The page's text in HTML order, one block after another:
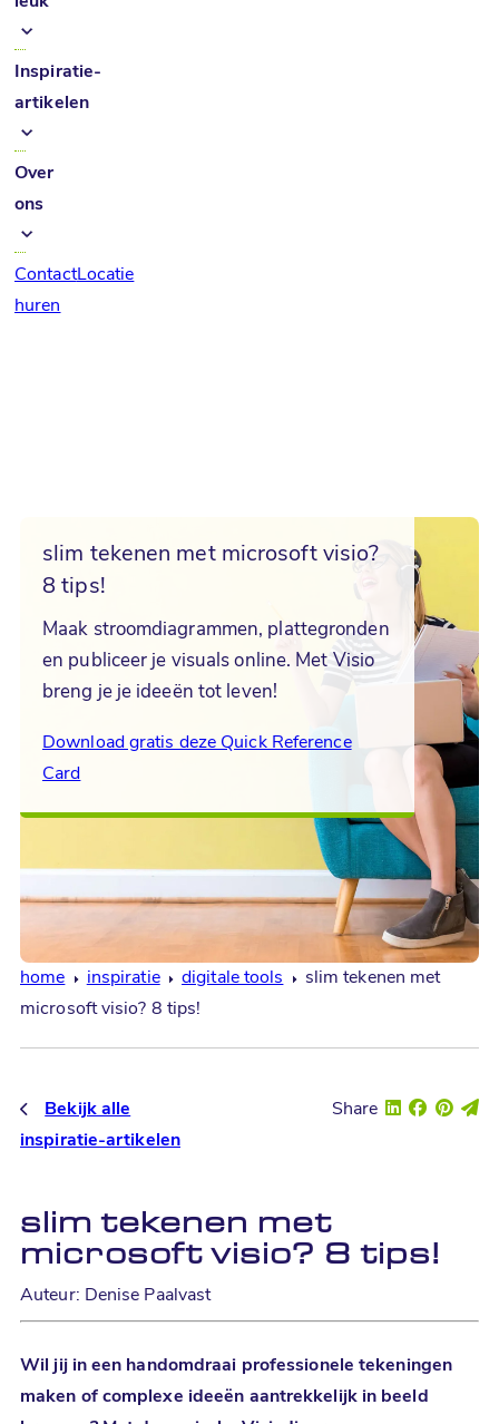
Inspiratie-
artikelen
Over
ons
ContactLocatie
huren
slim tekenen met microsoft visio?
8 tips!
Maak stroomdiagrammen, plattegronden
en publiceer je visuals online. Met Visio
breng je je ideeën tot leven!
Download gratis deze Quick Reference
Card
home inspiratie digitale tools
slim tekenen met
microsoft visio? 8 tips!
Bekijk alle
inspiratie-artikelen
Share
slim tekenen met
microsoft visio? 8 tips!
Auteur: Denise Paalvast
Wil jij in een handomdraai professionele tekeningen
maken of complexe ideeën aantrekkelijk in beeld